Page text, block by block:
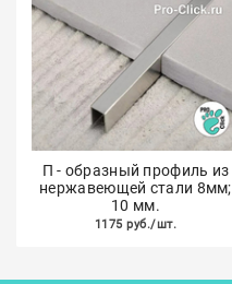
П - образный профиль из
нержавеющей стали 8мм;
10 мм.
1175 руб./шт.